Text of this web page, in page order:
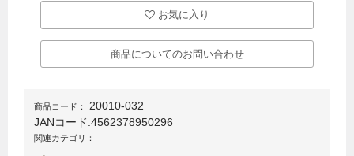
お気に入り
商品についてのお問い合わせ
商品コード：
20010-032
JANコード:4562378950296
関連カテゴリ：